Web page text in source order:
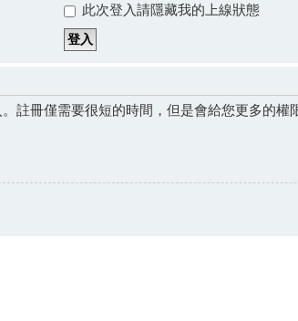
此次登入請隱藏我的上線狀態
註冊僅需要很短的時間，但是會給您更多的